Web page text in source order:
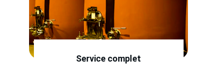
Service complet